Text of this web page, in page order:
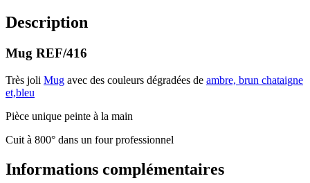
Description
Mug REF/416
Très joli Mug avec des couleurs dégradées de ambre, brun chataigne
et,bleu
Pièce unique peinte à la main
Cuit à 800° dans un four professionnel
Informations complémentaires